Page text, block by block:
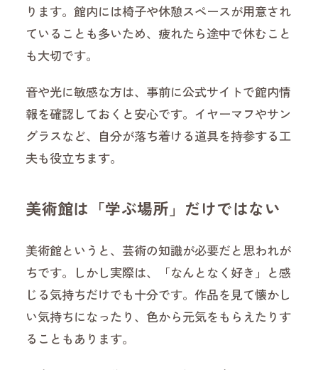
ります。館内には椅子や休憩スペースが用意され
ていることも多いため、疲れたら途中で休むこと
も大切です。
音や光に敏感な方は、事前に公式サイトで館内情
報を確認しておくと安心です。イヤーマフやサン
グラスなど、自分が落ち着ける道具を持参する工
夫も役立ちます。
美術館は「学ぶ場所」だけではない
美術館というと、芸術の知識が必要だと思われが
ちです。しかし実際は、「なんとなく好き」と感
じる気持ちだけでも十分です。作品を見て懐かし
い気持ちになったり、色から元気をもらえたりす
ることもあります。